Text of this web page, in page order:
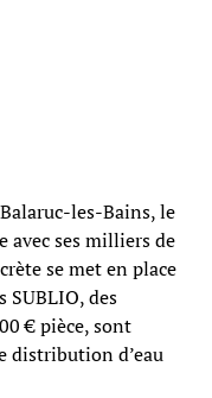
les-Bains, le
avec ses milliers de
se met en place
SUBLIO, des
€ pièce, sont
distribution d’eau